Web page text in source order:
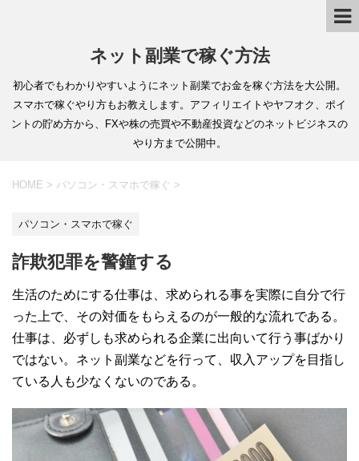
ネット副業で稼ぐ方法
初心者でもわかりやすいようにネット副業でお金を稼ぐ方法を大公開。
スマホで稼ぐやり方もお教えします。アフィリエイトやヤフオク、ポイ
ントの貯め方から、FXや株の売買や不動産投資などのネットビジネスの
やり方まで公開中。
HOME > パソコン・スマホで稼ぐ >
パソコン・スマホで稼ぐ
詐欺犯罪を警鐘する
生活のためにする仕事は、求められる事を実際に自分で行
った上で、その対価をもらえるのが一般的な流れである。
仕事は、必ずしも求められる企業に出向いて行う事ばかり
ではない。ネット副業などを行って、収入アップを目指し
ている人も少なくないのである。